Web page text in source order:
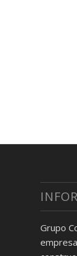
Grupo